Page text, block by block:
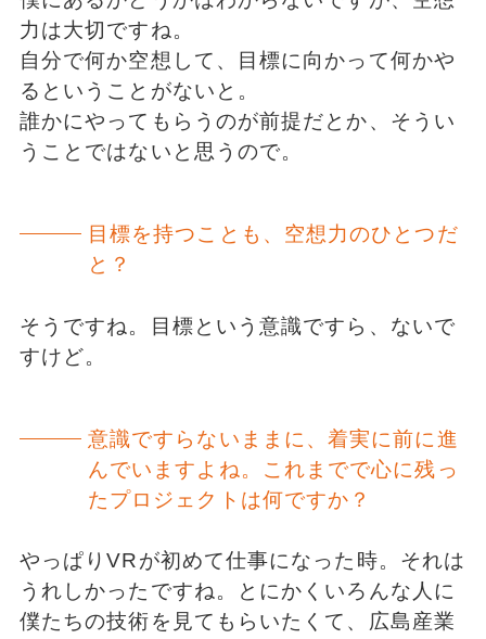
力は大切ですね。
自分で何か空想して、目標に向かって何かや
るということがないと。
誰かにやってもらうのが前提だとか、そうい
うことではないと思うので。
目標を持つことも、空想力のひとつだ
と？
そうですね。目標という意識ですら、ないで
すけど。
意識ですらないままに、着実に前に進
んでいますよね。これまでで心に残っ
たプロジェクトは何ですか？
やっぱりVRが初めて仕事になった時。それは
うれしかったですね。とにかくいろんな人に
僕たちの技術を見てもらいたくて、広島産業